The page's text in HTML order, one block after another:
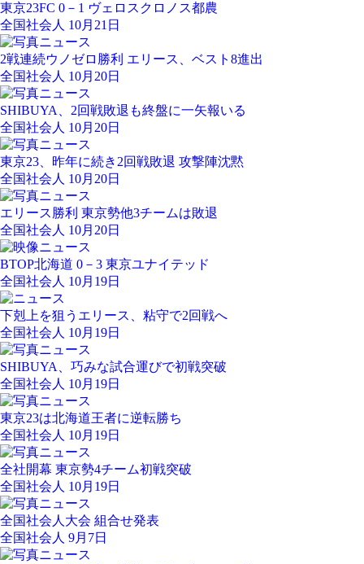
東京23FC 0－1 ヴェロスクロノス都農
全国社会人 10月21日
2戦連続ウノゼロ勝利 エリース、ベスト8進出
全国社会人 10月20日
SHIBUYA、2回戦敗退も終盤に一矢報いる
全国社会人 10月20日
東京23、昨年に続き2回戦敗退 攻撃陣沈黙
全国社会人 10月20日
エリース勝利 東京勢他3チームは敗退
全国社会人 10月20日
BTOP北海道 0－3 東京ユナイテッド
全国社会人 10月19日
下剋上を狙うエリース、粘守で2回戦へ
全国社会人 10月19日
SHIBUYA、巧みな試合運びで初戦突破
全国社会人 10月19日
東京23は北海道王者に逆転勝ち
全国社会人 10月19日
全社開幕 東京勢4チーム初戦突破
全国社会人 10月19日
全国社会人大会 組合せ発表
全国社会人 9月7日